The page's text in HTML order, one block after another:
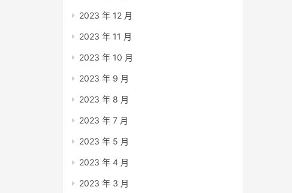
2023 年 12 月
2023 年 11 月
2023 年 10 月
2023 年 9 月
2023 年 8 月
2023 年 7 月
2023 年 5 月
2023 年 4 月
2023 年 3 月